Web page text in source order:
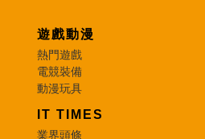
遊戲動漫
熱門遊戲
電競裝備
動漫玩具
IT TIMES
業界頭條